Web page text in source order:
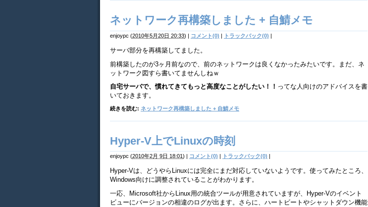
ネットワーク再構築しました + 自鯖メモ
enjoypc (2010年5月20日 20:33) | コメント(0) | トラックバック(0) |
サーバ部分を再構築してました。
前構築したのが3ヶ月前なので、前のネットワークは良くなかったみたいです。まだ、ネ
ットワーク図すら書いてませんしねｗ
自宅サーバで、慣れてきてもっと高度なことがしたい！！ ってな人向けのアドバイスを書
いておきます。
続きを読む: ネットワーク再構築しました + 自鯖メモ
Hyper-V上でLinuxの時刻
enjoypc (2010年2月 9日 18:01) | コメント(0) | トラックバック(0) |
Hyper-Vは、どうやらLinuxには完全にまだ対応していないようです。使ってみたところ、
Windows向けに調整されていることがわかります。
一応、Microsoft社からLinux用の統合ツールが用意されていますが、Hyper-Vのイベント
ビューにバージョンの相違のログが出ます。さらに、ハートビートやシャットダウン機能